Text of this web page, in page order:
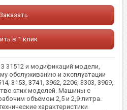
Заказать
в 1 клик
31512 и модификаций модели,
обслуживанию и эксплуатации
3153, 3741, 3962, 2206, 3303, 3909,
этих моделей. Машины с
объемом 2,5 и 2,9 литра.
характеристики